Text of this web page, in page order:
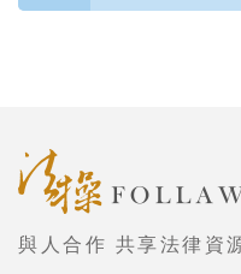
與人合作 共享法律資